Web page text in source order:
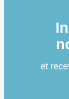
et